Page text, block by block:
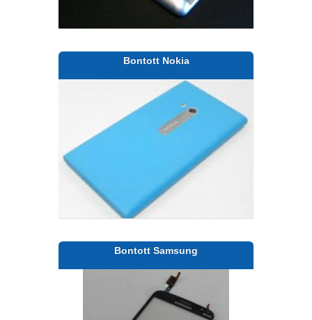
Bontott Nokia
Bontott Samsung